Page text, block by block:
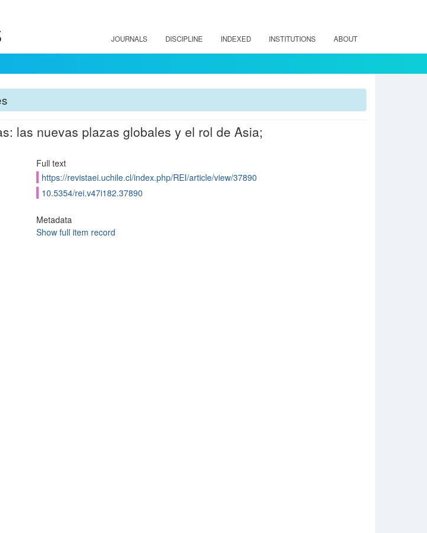
JOURNALS DISCIPLINE INDEXED INSTITUTIONS ABOUT
las nuevas plazas globales y el rol de Asia;
Full text
https://revistaei.uchile.cl/index.php/REI/article/view/37890
10.5354/rei.v47i182.37890
Metadata
Show full item record